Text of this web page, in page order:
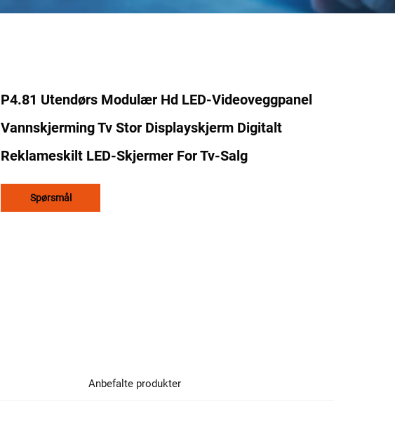
P4.81 Utendørs Modulær Hd LED-Videoveggpanel
Vannskjerming Tv Stor Displayskjerm Digitalt
Reklameskilt LED-Skjermer For Tv-Salg
Spørsmål
Anbefalte produkter